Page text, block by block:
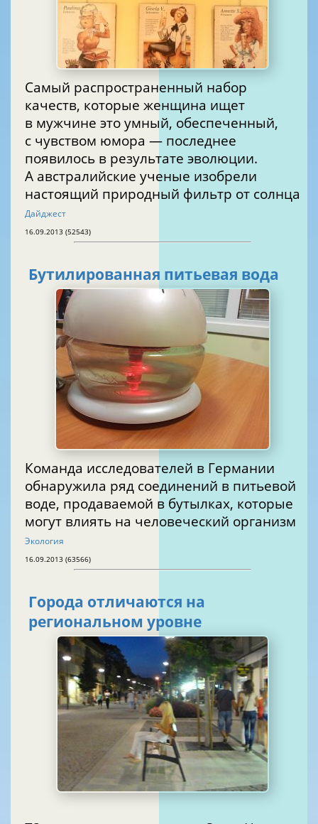
Самый распространенный набор
качеств, которые женщина ищет
в мужчине это умный, обеспеченный,
с чувством юмора — последнее
появилось в результате эволюции.
А австралийские ученые изобрели
настоящий природный фильтр от солнца
Дайджест
16.09.2013 (52543)
Бутилированная питьевая вода
Команда исследователей в Германии
обнаружила ряд соединений в питьевой
воде, продаваемой в бутылках, которые
могут влиять на человеческий организм
Экология
16.09.2013 (63566)
Города отличаются на
региональном уровне